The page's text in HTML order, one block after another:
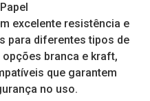
excelente resistência e
para diferentes tipos de
branca e kraft,
que garantem
no uso.